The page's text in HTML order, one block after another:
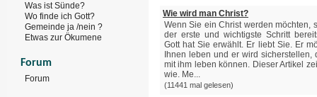
Was ist Sünde?
Wo finde ich Gott?
Gemeinde ja /nein ?
Etwas zur Ökumene
Forum
Forum
Wie wird man Christ?
Wenn Sie ein Christ werden möchten,
der erste und wichtigste Schritt
Gott hat Sie erwählt. Er liebt Sie. Er
Ihnen leben und er wird sicherstellen,
mit ihm leben können. Dieser Artikel
wie. Me...
(11441 mal gelesen)